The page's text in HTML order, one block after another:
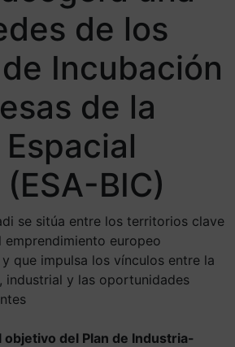
de los
Incubación
de la
BIC)
se sitúa entre los territorios clave
europeo
que impulsa los vínculos entre la
industrial y las oportunidades
objetivo del Plan de Industria-